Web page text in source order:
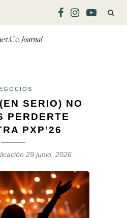
SERIO) NO
PERDERTE
PXP’26
29 junio, 2026